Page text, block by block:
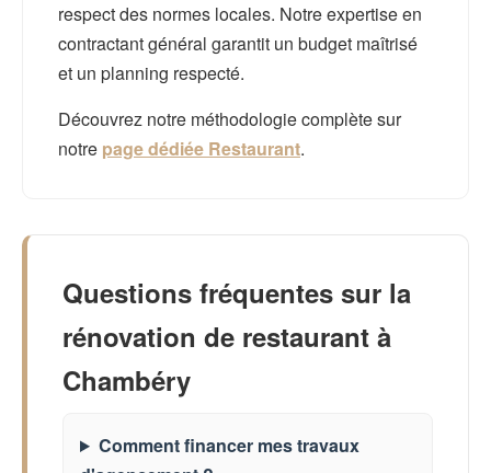
respect des normes locales. Notre expertise en
contractant général garantit un budget maîtrisé
et un planning respecté.
Découvrez notre méthodologie complète sur
notre page dédiée Restaurant.
Questions fréquentes sur la
rénovation de restaurant à
Chambéry
Comment financer mes travaux